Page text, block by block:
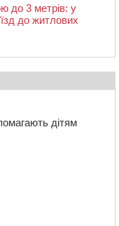
до 3 метрів: у
до житлових
дітям